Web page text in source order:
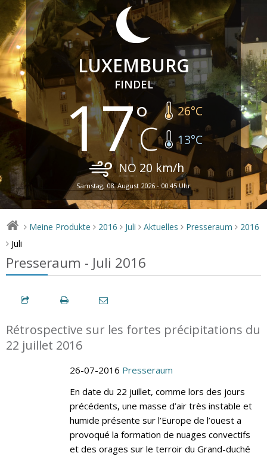
LUXEMBURG
FINDEL
17 26°C
13°C
NO 20 km/h
Samstag, 08. August 2026 - 00:45 Uhr
> Meine Produkte > 2016 > Juli > Aktuelles > Presseraum > 2016
> Juli
Presseraum - Juli 2016
Rétrospective sur les fortes précipitations du
22 juillet 2016
26-07-2016 Presseraum
En date du 22 juillet, comme lors des jours
précédents, une masse d’air très instable et
humide présente sur l’Europe de l’ouest a
provoqué la formation de nuages convectifs
et des orages sur le terroir du Grand-duché